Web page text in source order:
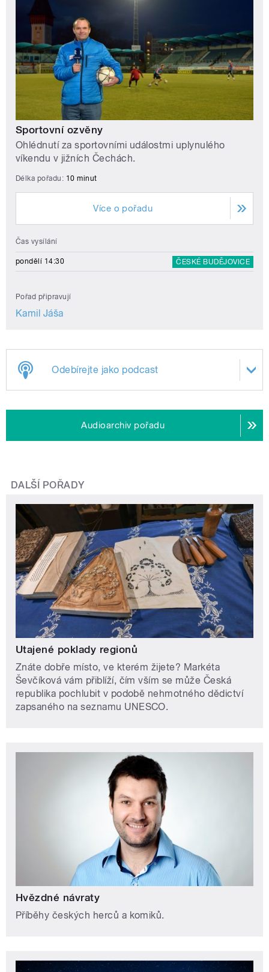
Sportovní ozvěny
Ohlédnutí za sportovními událostmi uplynulého
víkendu v jižních Čechách.
Délka pořadu: 10 minut
Více o pořadu
Čas vysílání
pondělí 14:30 ČESKÉ BUDĚJOVICE
Pořad připravují
Kamil Jáša
Odebírejte jako podcast
Audioarchiv pořadu
DALŠÍ POŘADY
Utajené poklady regionů
Znáte dobře místo, ve kterém žijete? Markéta
Ševčíková vám přiblíží, čím vším se může Česká
republika pochlubit v podobě nehmotného dědictví
zapsaného na seznamu UNESCO.
Hvězdné návraty
Příběhy českých herců a komiků.